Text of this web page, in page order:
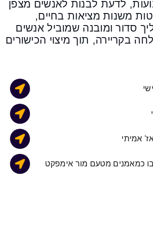
שבועות, לדעת לבנות לאנשים מצפן
משנות מציאות בחיים,
סדור ומובנה שמוביל אנשים
בקריירה, תוך מיצוי הכישורים
אמיתי
כמאמנים מטעם מור אימפקט